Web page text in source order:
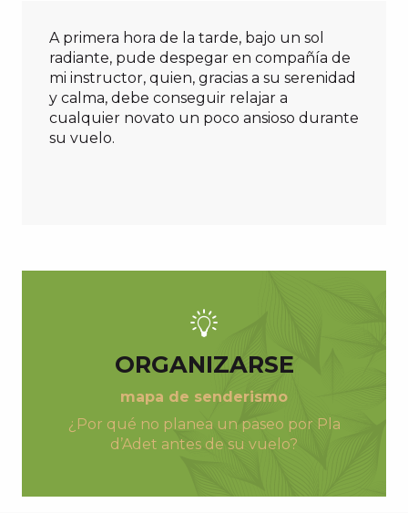
A primera hora de la tarde, bajo un sol
radiante, pude despegar en compañía de
mi instructor, quien, gracias a su serenidad
y calma, debe conseguir relajar a
cualquier novato un poco ansioso durante
su vuelo.
ORGANIZARSE
mapa de senderismo
¿Por qué no planea un paseo por Pla
d’Adet antes de su vuelo?